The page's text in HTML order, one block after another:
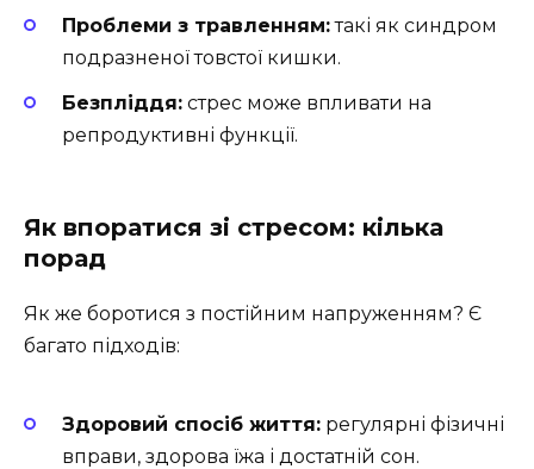
Проблеми з травленням:такі як синдром
подразненої товстої кишки.
Безпліддя: стрес може впливати на
репродуктивні функції.
Як впоратися зі стресом: кілька
порад
Як же боротися з постійним напруженням? Є
багато підходів:
Здоровий спосіб життя: регулярні фізичні
вправи, здорова їжа і достатній сон.